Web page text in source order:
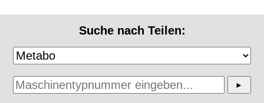
Suche nach Teilen: